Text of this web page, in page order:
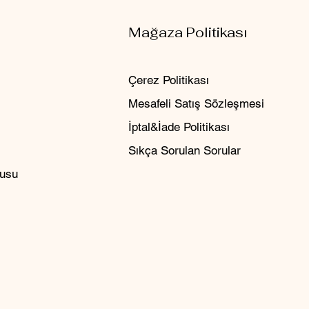
Mağaza Politikası
Çerez Politikası
Mesafeli Satış Sözleşmesi
İptal&İade Politikası
Sıkça Sorulan Sorular